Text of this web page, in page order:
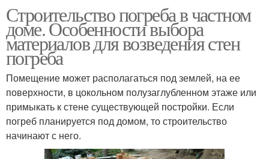
Строительство погреба в частном
доме. Особенности выбора
материалов для возведения стен
погреба
Помещение может располагаться под землей, на ее
поверхности, в цокольном полузаглубленном этаже или
примыкать к стене существующей постройки. Если
погреб планируется под домом, то строительство
начинают с него.